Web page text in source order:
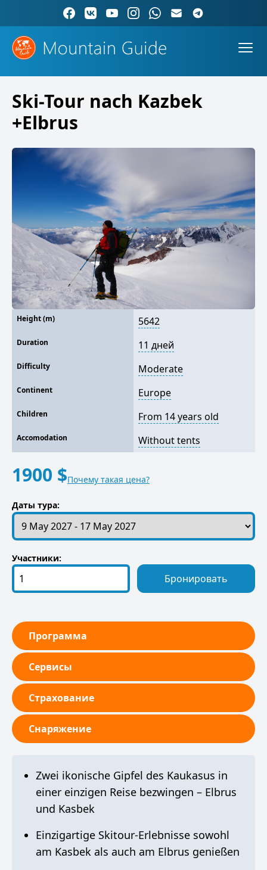
Ski-Tour nach Kazbek
+Elbrus
Height (m) 5642
Duration 11 дней
Difficulty Moderate
Continent Europe
Children From 14 years old
Accomodation Without tents
1900 $Почему такая цена?
Даты тура:
Участники:
Бронировать
Программа
Сервисы
Страхование
Снаряжение
Zwei ikonische Gipfel des Kaukasus in
einer einzigen Reise bezwingen – Elbrus
und Kasbek
Einzigartige Skitour-Erlebnisse sowohl
am Kasbek als auch am Elbrus genießen